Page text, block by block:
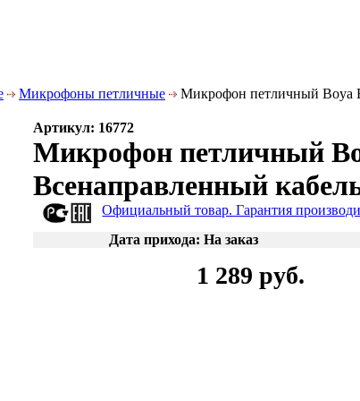
Микрофоны петличные Микрофон петличный Boya
Артикул: 16772
Микрофон петличный
Всенаправленный
Официальный товар. Гарантия
Дата прихода: На заказ
1 289 руб.